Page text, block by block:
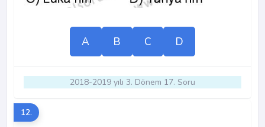
A B C D
2018-2019 yılı 3. Dönem 17. Soru
12.